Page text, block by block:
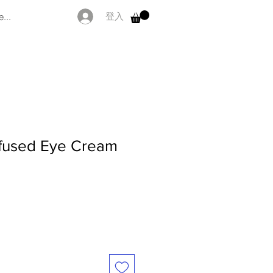
登入
Eye Cream